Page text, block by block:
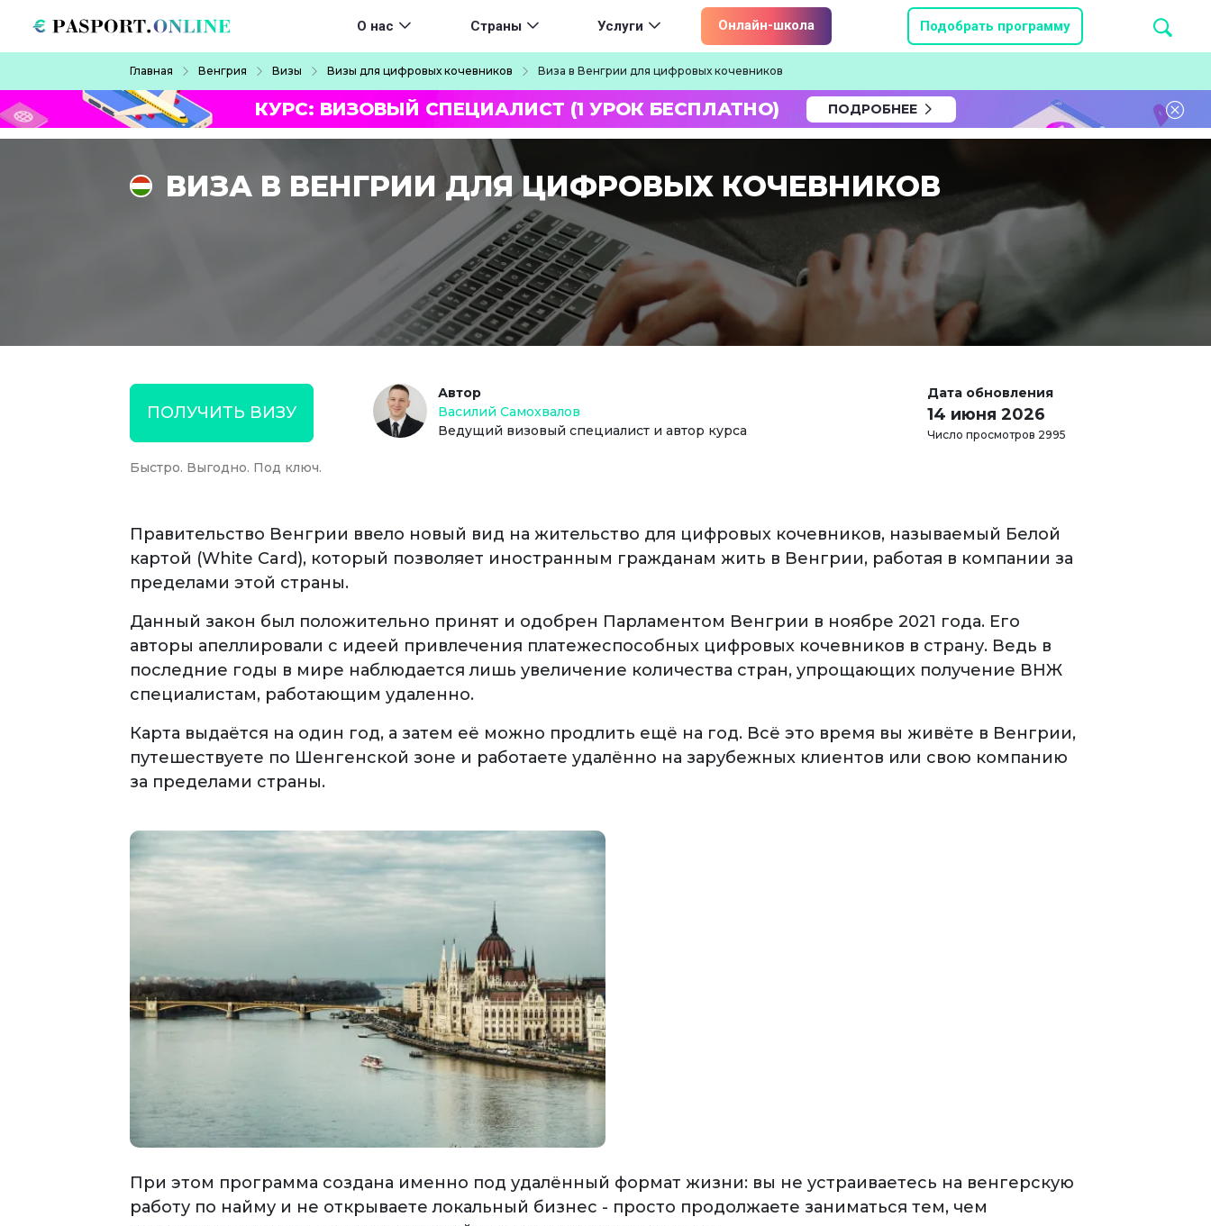
Main navigation
О нас Страны Услуги Онлайн-школа Подобрать программу
Главная Венгрия Визы Визы для цифровых кочевников Виза в Венгрии для цифровых кочевников
КУРС: ВИЗОВЫЙ СПЕЦИАЛИСТ (1 УРОК БЕСПЛАТНО) ПОДРОБНЕЕ
ВИЗА В ВЕНГРИИ ДЛЯ ЦИФРОВЫХ КОЧЕВНИКОВ
ПОЛУЧИТЬ ВИЗУ
Быстро. Выгодно. Под ключ.
Автор
Василий Самохвалов
Ведущий визовый специалист и автор курса
Дата обновления
14 июня 2026
Число просмотров 2995
Правительство Венгрии ввело новый вид на жительство для цифровых кочевников, называемый Белой
картой (White Card), который позволяет иностранным гражданам жить в Венгрии, работая в компании за
пределами этой страны.
Данный закон был положительно принят и одобрен Парламентом Венгрии в ноябре 2021 года. Его
авторы апеллировали с идеей привлечения платежеспособных цифровых кочевников в страну. Ведь в
последние годы в мире наблюдается лишь увеличение количества стран, упрощающих получение ВНЖ
специалистам, работающим удаленно.
Карта выдаётся на один год, а затем её можно продлить ещё на год. Всё это время вы живёте в Венгрии,
путешествуете по Шенгенской зоне и работаете удалённо на зарубежных клиентов или свою компанию
за пределами страны.
При этом программа создана именно под удалённый формат жизни: вы не устраиваетесь на венгерскую
работу по найму и не открываете локальный бизнес - просто продолжаете заниматься тем, чем